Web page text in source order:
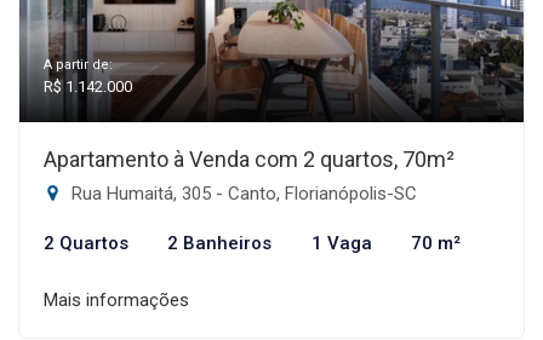
A partir de:
R$ 1.142.000
Apartamento à Venda com 2 quartos, 70m²
Rua Humaitá, 305 - Canto, Florianópolis-SC
2 Quartos 2 Banheiros 1 Vaga 70 m²
Mais informações